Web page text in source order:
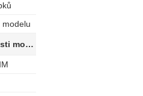
modelu
2.182 Koeficient využitelnosti modelu